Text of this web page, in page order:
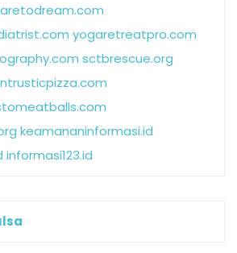
yogaretreatpro.com
sctbrescue.org
keamananinformasi.id
informasi123.id